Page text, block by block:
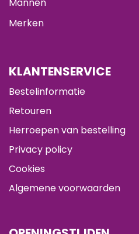
Merken
KLANTENSERVICE
Bestelinformatie
Retouren
Herroepen van bestelling
Privacy policy
Cookies
Algemene voorwaarden